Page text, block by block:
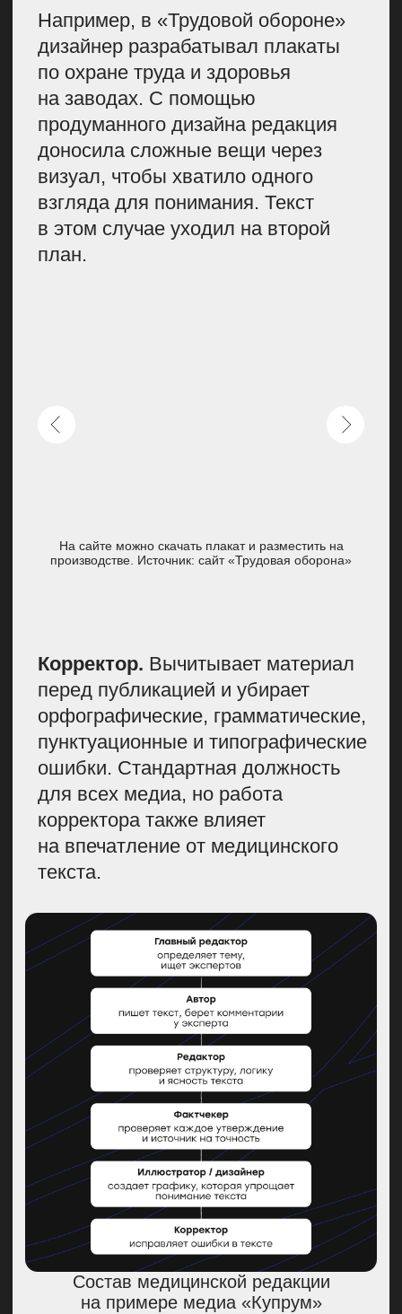
На сайте можно скачать плакат и разместить на
производстве. Источник: сайт «Трудовая оборона»
ЭТОГО НЕ СДЕЛАТЬ,
ВЫ МОЖЕТЕ
РАНЖИРОВАТЬСЯ
ПО КОММЕРЧЕСКИМ
ЗАПРОСАМ
И КОНКУРИРОВАТЬ
С БЛОГАМИ КЛИНИК
И ЛАБОРАТОРИЙ.
В ЛАЙФХАКЕРЕ
Я СТОЛКНУЛАСЬ С ТЕМ,
ЧТО ТЕКСТ НУЖНО
ПРОРАБАТЫВАТЬ
НА УРОВНЕ
ЗАГОЛОВКОВ.
И ПРОРАБОТАТЬ
ЗАГОЛОВОК «КОМУ
СОВЕТЫ
ГЛАВНЫМ
ИЗДАНИЙ
Мне кажется, что в современном
мире на медицинские медиа легла
особая ответственность перед
людьми. Нужно помогать
ориентироваться во всем, что
касается здоровья. Писать о том,
как можно защитить себя и не дать
быть обманутым.
Пишите о профилактических
понимание о здоровье. Раньше
проблему лечили, а сегодня уже
актуально проводить профилактику,
чтобы избежать последствий.
Например, напоминайте о важности
Расширяйте рубрики.Это могут
быть экспертные статьи
на пикантные вопросы, которые
человек обычно стесняется
спросить лично у врача. Или гайды,
в которых будете писать
о препаратах-аналогах за границей,
если в отпуске столкнулись
с болезнью. В какой-то момент
такой контент может сильно
увеличить трафик.
Обновляйте список источников.
Большинство источников
по доказательной медицине